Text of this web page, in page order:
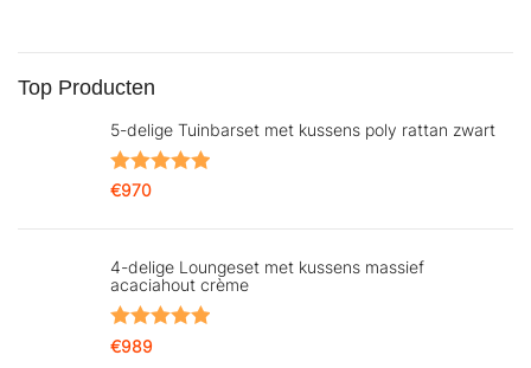
Top Producten
5-delige Tuinbarset met kussens poly rattan zwart
Gewaardeerd
€970
4-delige Loungeset met kussens massief
acaciahout crème
Gewaardeerd
€989